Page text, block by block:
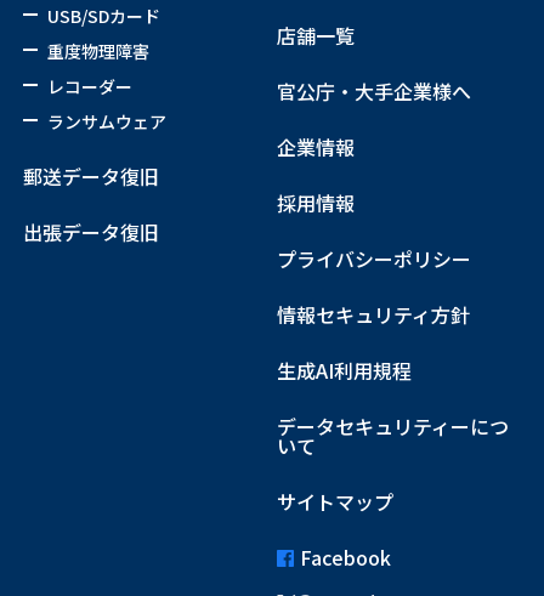
USB/SDカード
重度物理障害
レコーダー
ランサムウェア
郵送データ復旧
出張データ復旧
店舗一覧
官公庁・大手企業様へ
企業情報
採用情報
プライバシーポリシー
情報セキュリティ方針
生成AI利用規程
データセキュリティーにつ
いて
サイトマップ
Facebook